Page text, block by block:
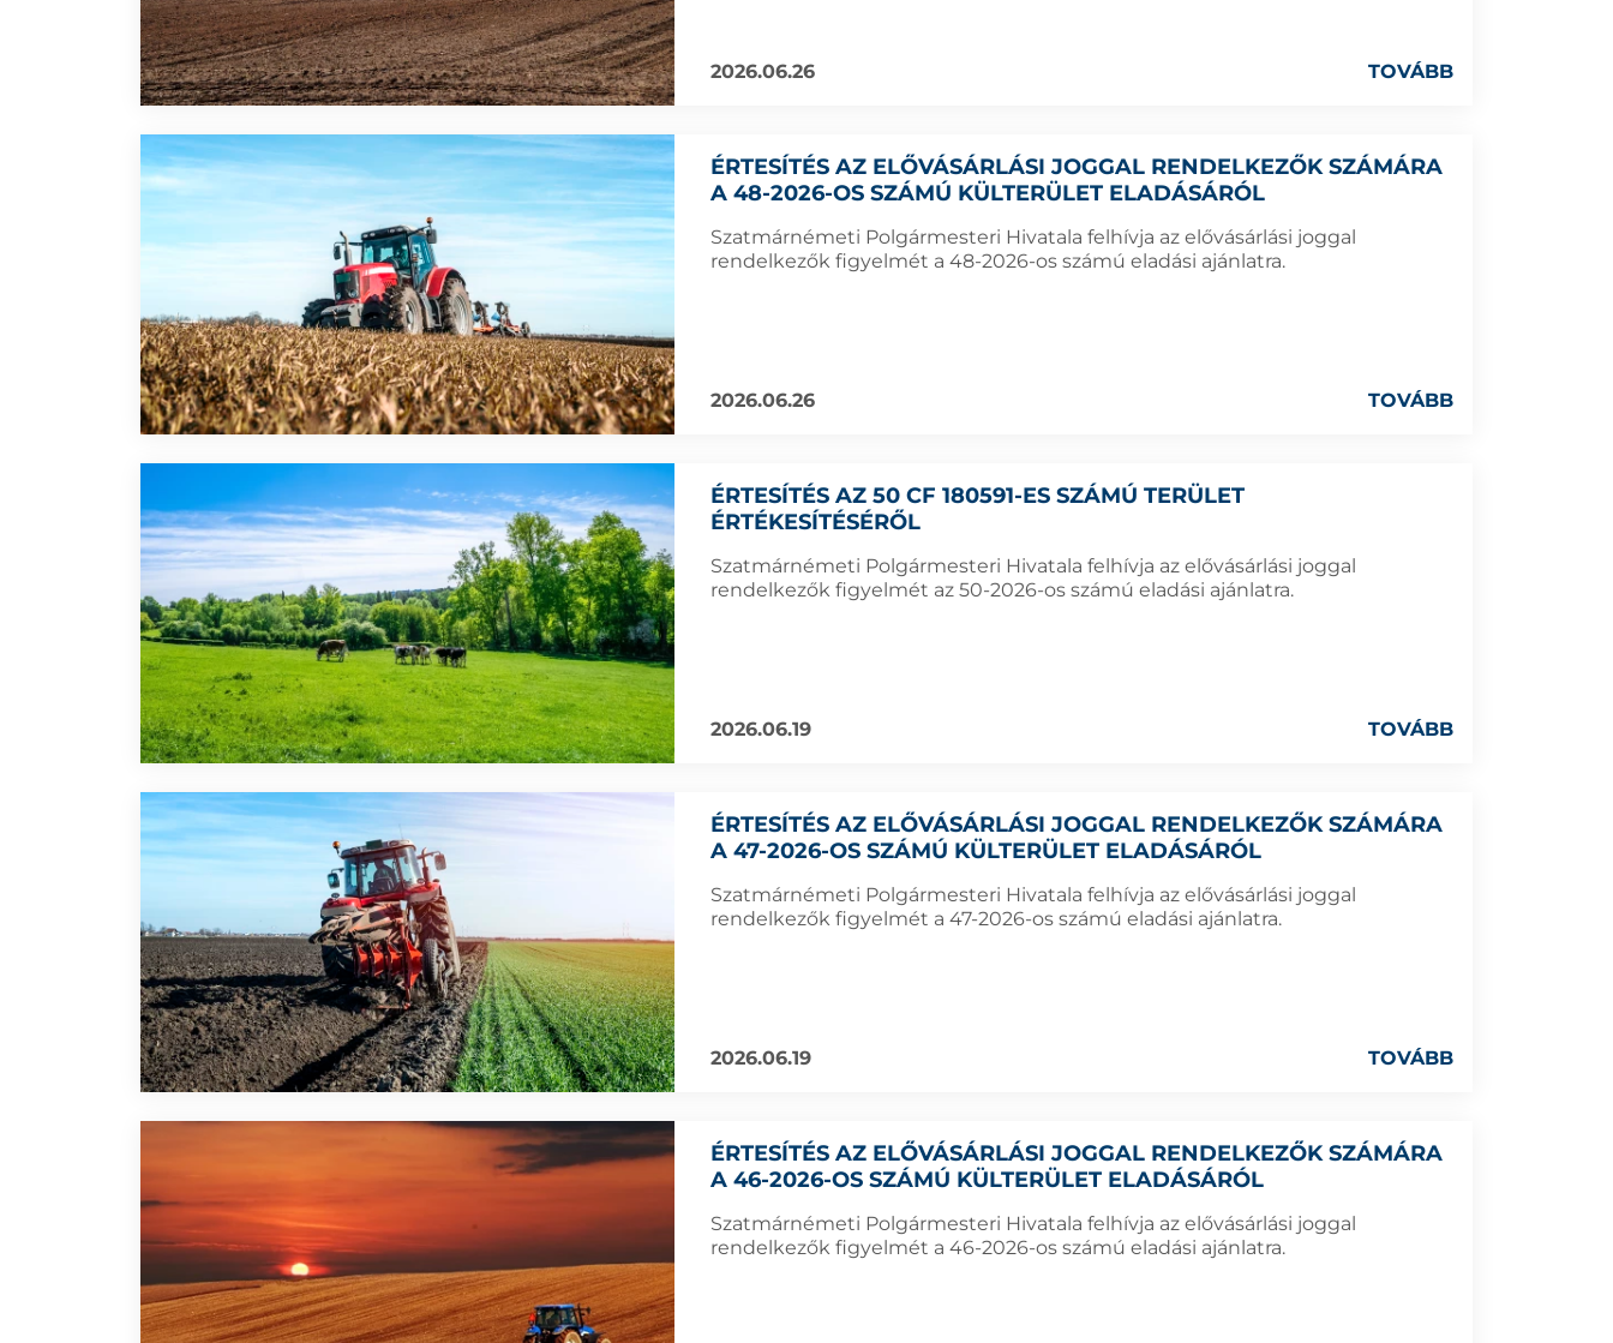
2026.06.26 TOVÁBB
ÉRTESÍTÉS AZ ELŐVÁSÁRLÁSI JOGGAL RENDELKEZŐK SZÁMÁRA
A 48-2026-OS SZÁMÚ KÜLTERÜLET ELADÁSÁRÓL
Szatmárnémeti Polgármesteri Hivatala felhívja az elővásárlási joggal
rendelkezők figyelmét a 48-2026-os számú eladási ajánlatra.
2026.06.26 TOVÁBB
ÉRTESÍTÉS AZ 50 CF 180591-ES SZÁMÚ TERÜLET
ÉRTÉKESÍTÉSÉRŐL
Szatmárnémeti Polgármesteri Hivatala felhívja az elővásárlási joggal
rendelkezők figyelmét az 50-2026-os számú eladási ajánlatra.
2026.06.19 TOVÁBB
ÉRTESÍTÉS AZ ELŐVÁSÁRLÁSI JOGGAL RENDELKEZŐK SZÁMÁRA
A 47-2026-OS SZÁMÚ KÜLTERÜLET ELADÁSÁRÓL
Szatmárnémeti Polgármesteri Hivatala felhívja az elővásárlási joggal
rendelkezők figyelmét a 47-2026-os számú eladási ajánlatra.
2026.06.19 TOVÁBB
ÉRTESÍTÉS AZ ELŐVÁSÁRLÁSI JOGGAL RENDELKEZŐK SZÁMÁRA
A 46-2026-OS SZÁMÚ KÜLTERÜLET ELADÁSÁRÓL
Szatmárnémeti Polgármesteri Hivatala felhívja az elővásárlási joggal
rendelkezők figyelmét a 46-2026-os számú eladási ajánlatra.